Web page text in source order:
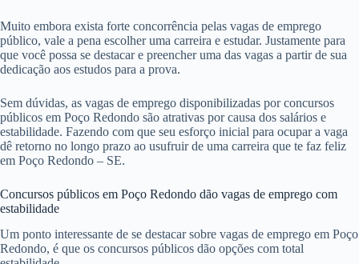
Muito embora exista forte concorrência pelas vagas de emprego
público, vale a pena escolher uma carreira e estudar. Justamente para
que você possa se destacar e preencher uma das vagas a partir de sua
dedicação aos estudos para a prova.
Sem dúvidas, as vagas de emprego disponibilizadas por concursos
públicos em Poço Redondo são atrativas por causa dos salários e
estabilidade. Fazendo com que seu esforço inicial para ocupar a vaga
dê retorno no longo prazo ao usufruir de uma carreira que te faz feliz
em Poço Redondo – SE.
Concursos públicos em Poço Redondo dão vagas de emprego com
estabilidade
Um ponto interessante de se destacar sobre vagas de emprego em Poço
Redondo, é que os concursos públicos dão opções com total